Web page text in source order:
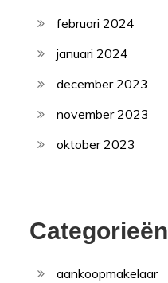
februari 2024
januari 2024
december 2023
november 2023
oktober 2023
Categorieën
aankoopmakelaar